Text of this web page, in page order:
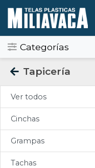
Categorías
Categorias
Todos
Gráfica / Comunicación
Tapicería
Tapicería
Ver todos
Cinchas
Grampas
Tachas
Telas Plásticas